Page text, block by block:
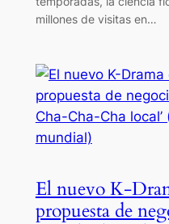
millones de visitas en…
El nuevo K-
propuesta de